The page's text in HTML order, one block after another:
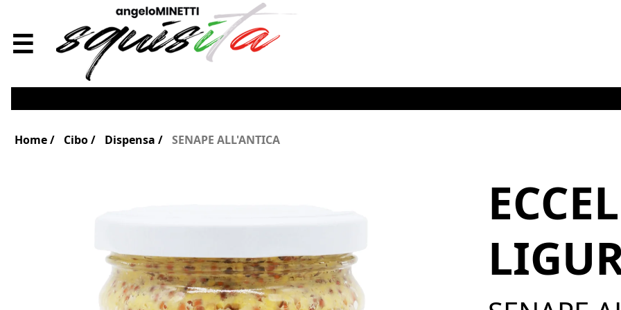
☰
Home Cibo Dispensa SENAPE ALL'ANTICA